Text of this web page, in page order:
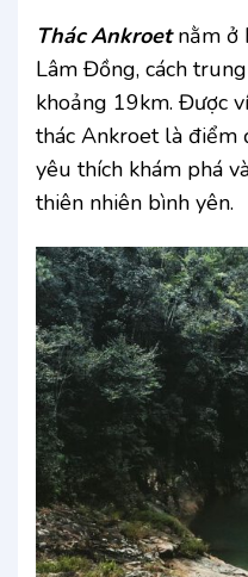
Thác Ankroetnằm ở
Lâm Đồng, cách
khoảng 19km. Được
thác Ankroet là điểm
yêu thích khám phá
thiên nhiên bình yên.